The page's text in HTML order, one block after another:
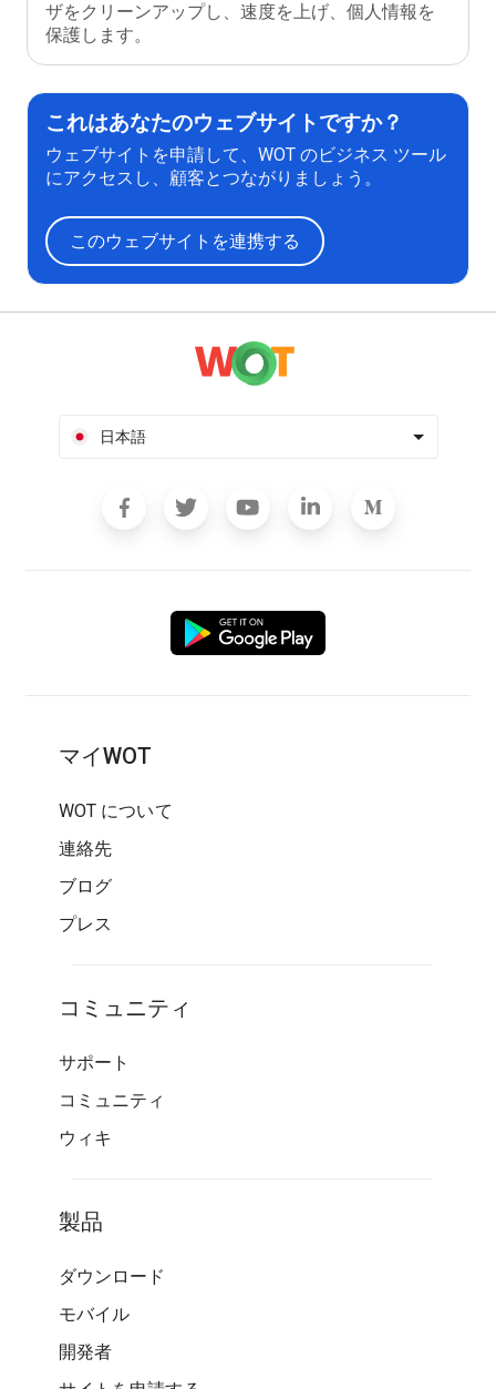
ザをクリーンアップし、速度を上げ、個人情報を
保護します。
これはあなたのウェブサイトですか？
ウェブサイトを申請して、WOT のビジネス ツール
にアクセスし、顧客とつながりましょう。
このウェブサイトを連携する
日本語
マイWOT
WOT について
連絡先
ブログ
プレス
コミュニティ
サポート
コミュニティ
ウィキ
製品
ダウンロード
モバイル
開発者